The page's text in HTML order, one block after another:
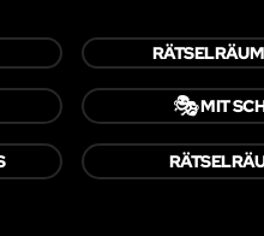
🎭MIT